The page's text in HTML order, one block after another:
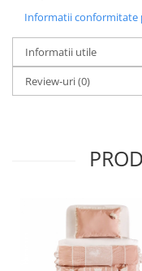
Informatii conformitate
Informatii utile
Review-uri(0)